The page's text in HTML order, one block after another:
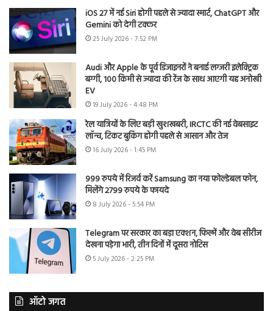
iOS 27 में नई Siri होगी पहले से ज्यादा स्मार्ट, ChatGPT और
Gemini को देगी टक्कर
25 July 2026 - 7:52 PM
Audi और Apple के पूर्व डिजाइनरों ने बनाई लग्जरी इलेक्ट्रिक
बग्गी, 100 किमी से ज्यादा की रेंज के साथ आएगी यह अनोखी
EV
19 July 2026 - 4:48 PM
रेल यात्रियों के लिए बड़ी खुशखबरी, IRCTC की नई वेबसाइट
लॉन्च, टिकट बुकिंग होगी पहले से आसान और तेज
16 July 2026 - 1:45 PM
999 रुपये में रिजर्व करें Samsung का नया फोल्डेबल फोन,
मिलेंगे 2799 रुपये के फायदे
8 July 2026 - 5:54 PM
Telegram पर सरकार का बड़ा एक्शन, फिल्में और वेब सीरीज
देखना पड़ेगा भारी, तीन दिनों में दूसरा नोटिस
5 July 2026 - 2:25 PM
ऑटो जगत